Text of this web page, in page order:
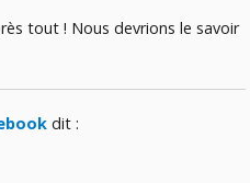
tout ! Nous devrions le savoir
dit :